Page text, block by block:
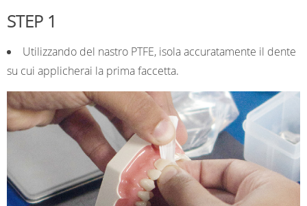
STEP 1
Utilizzando del nastro PTFE, isola accuratamente il dente
su cui applicherai la prima faccetta.